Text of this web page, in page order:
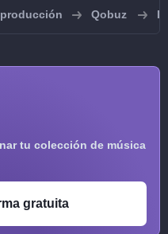
Qobuz
tu colección de música
gratuita